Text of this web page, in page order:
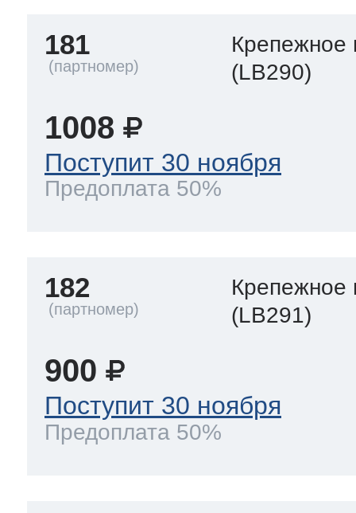
181
Крепежное
(LB290)
1008
Поступит 30 ноября
Предоплата 50%
182
Крепежное
(LB291)
900
Поступит 30 ноября
Предоплата 50%